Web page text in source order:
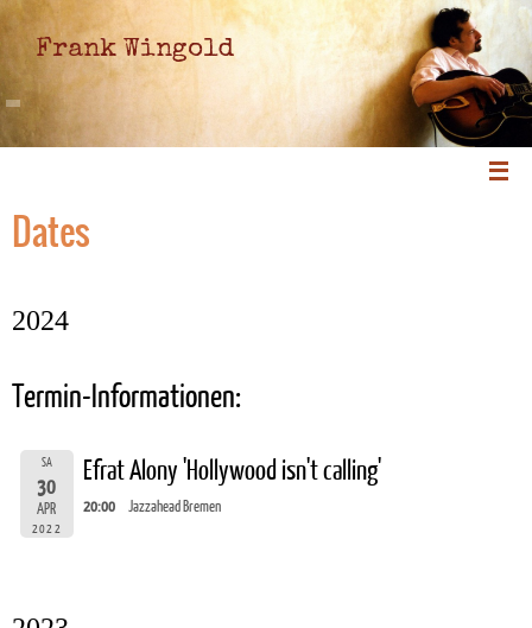
Frank Wingold
Dates
2024
Termin-Informationen:
SA
30
APR
2022
Efrat Alony 'Hollywood isn't calling'
20:00 Jazzahead Bremen